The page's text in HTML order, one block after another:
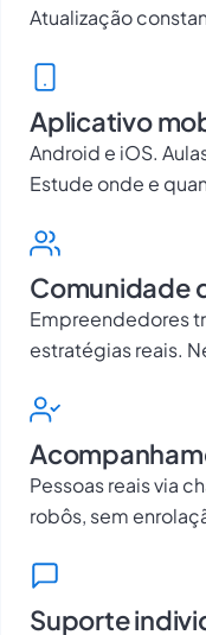
Atualização
Aplicativo
Android e iOS.
Estude onde e
Comunidade
Empreendedores
estratégias reais.
Pessoas reais via
robôs, sem
Suporte